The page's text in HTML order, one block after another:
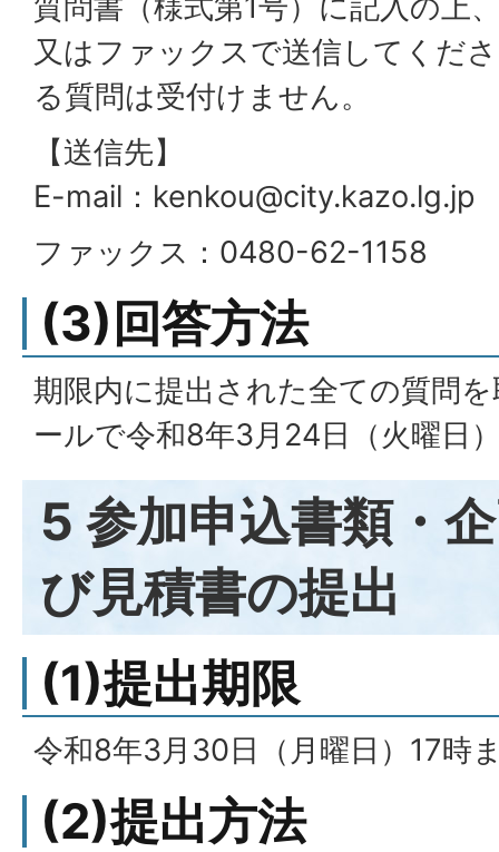
又はファックスで送信してくだ
る質問は受付けません。
【送信先】
E-mail：kenkou@city.kazo.lg.jp
ファックス：0480-62-1158
(3)回答方法
期限内に提出された全ての質問
ールで令和8年3月24日（火曜日
5 参加申込書類・
び見積書の提出
(1)提出期限
令和8年3月30日（月曜日）17時
(2)提出方法